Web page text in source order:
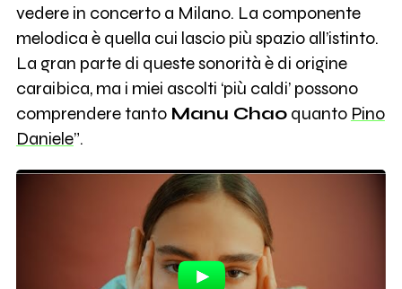
vedere in concerto a Milano. La componente
melodica è quella cui lascio più spazio all’istinto.
La gran parte di queste sonorità è di origine
caraibica, ma i miei ascolti ‘più caldi’ possono
comprendere tanto Manu Chaoquanto Pino
Daniele”.